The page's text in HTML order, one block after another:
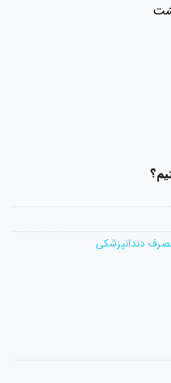
مصرف دندانپزشکی